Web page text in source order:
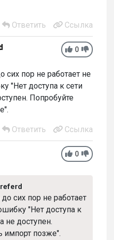
Ответить Ссылка
0
сих пор не работает не
"Нет доступа к сети
Попробуйте
Ответить Ссылка
0
сих пор не работает
"Нет доступа к
не доступен.
импорт позже".